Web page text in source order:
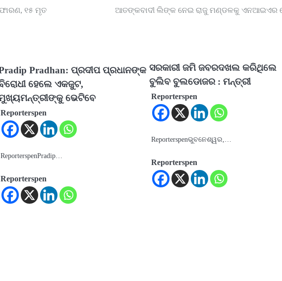
୧୫ ମୃତ ଆତଙ୍କବାଦୀ ଲିଙ୍କ ନେଇ ରାଜୁ ମଣ୍ଡଳକୁ ଏନଆଇଏର
Pradhan: ପ୍ରଦୀପ ପ୍ରଧାନଙ୍କ
ହେଲେ ଏକଜୁଟ,
ଭେଟିବେ
Reporterspen
ReporterspenPradip…
Reporterspen
ସରକାରୀ ଜମି ଜବରଦଖଲ କରିଥିଲେ
ବୁଲିବ ବୁଲଡୋଜର : ମନ୍ତ୍ରୀ
Reporterspen
Reporterspenଭୁବନେଶ୍ୱର,…
Reporterspen